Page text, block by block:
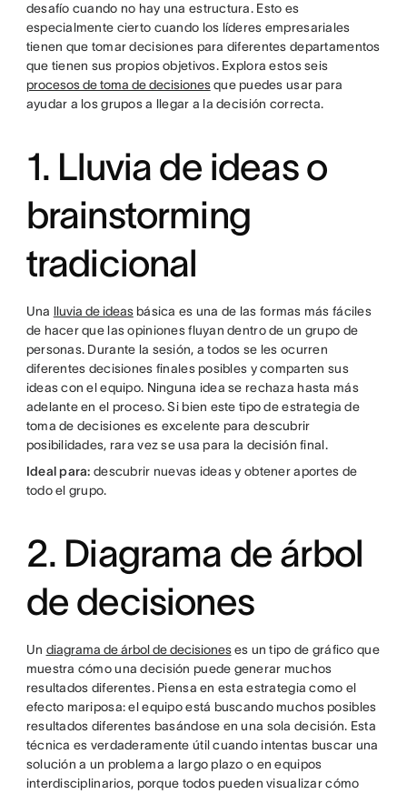
desafío cuando no hay una estructura. Esto es
especialmente cierto cuando los líderes empresariales
tienen que tomar decisiones para diferentes departamentos
que tienen sus propios objetivos. Explora estos seis
procesos de toma de decisionesque puedes usar para
ayudar a los grupos a llegar a la decisión correcta.
1. Lluvia de ideas o
brainstorming
tradicional
Una lluvia de ideasbásica es una de las formas más fáciles
de hacer que las opiniones fluyan dentro de un grupo de
personas. Durante la sesión, a todos se les ocurren
diferentes decisiones finales posibles y comparten sus
ideas con el equipo. Ninguna idea se rechaza hasta más
adelante en el proceso. Si bien este tipo de estrategia de
toma de decisiones es excelente para descubrir
posibilidades, rara vez se usa para la decisión final.
Ideal para: descubrir nuevas ideas y obtener aportes de
todo el grupo.
2. Diagrama de árbol
de decisiones
Un diagrama de árbol de decisioneses un tipo de gráfico que
muestra cómo una decisión puede generar muchos
resultados diferentes. Piensa en esta estrategia como el
efecto mariposa: el equipo está buscando muchos posibles
resultados diferentes basándose ​​en una sola decisión. Esta
técnica es verdaderamente útil cuando intentas buscar una
solución a un problema a largo plazo o en equipos
interdisciplinarios, porque todos pueden visualizar cómo